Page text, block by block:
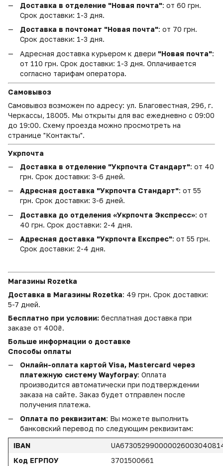
Доставка в отделение "Новая почта": от 60 грн.
Срок доставки: 1-3 дня.
Доставка в почтомат "Новая почта": от 70 грн.
Срок доставки: 1-3 дня.
Адресная доставка курьером к двери "Новая почта":
от 110 грн. Срок доставки: 1-3 дня. Оплачивается
согласно тарифам оператора.
Самовывоз
Самовывоз возможен по адресу: ул. Благовестная, 296, г.
Черкассы, 18005. Мы открыты для вас ежедневно с 09:00
до 19:00. Схему проезда можно просмотреть на
странице "Контакты".
Укрпочта
Доставка в отделение "Укрпочта Стандарт": от 40
грн. Срок доставки: 3-6 дней.
Адресная доставка "Укрпочта Стандарт": от 55
грн. Срок доставки: 3-6 дней.
Доставка до отделения «Укрпочта Экспресс»: от
40 грн. Срок доставки: 2-4 дня.
Адресная доставка "Укрпочта Експрес": от 55 грн.
Срок доставки: 2-4 дня.
Магазины Rozetka
Доставка в Магазины Rozetka: 49 грн. Срок доставки:
5-7 дней.
Бесплатно при условии: бесплатная доставка при
заказе от 400₴.
Больше информации о доставке
Способы оплаты
Онлайн-оплата картой Visa, Mastercard через
платежную систему Wayforpay: Оплата
производится автоматически при подтверждении
заказа на сайте. Заказ будет отправлен после
получения платежа.
Оплата по реквизитам: Вы можете выполнить
банковский перевод по следующим реквизитам:
IBAN
Код ЕГРПОУ
3701500661